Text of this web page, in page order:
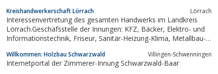
Kreishandwerkerschaft Lörrach Lörrach
Interessenvertretung des gesamten Handwerks im Landkreis
Lörrach.Geschäfsstelle der Innungen: KFZ, Bäcker, Elektro- und
Informationstechnik, Friseur, Sanitär-Heizung-Klima, Metallbau-
Schreiner, Kachelofenbau. Schiedsstelle des KFZ-Handwerks. Sitz
der...
Willkommen: Holzbau Schwarzwald Villingen-Schwenningen
Internetportal der Zimmerer-Innung Schwarzwald-Baar